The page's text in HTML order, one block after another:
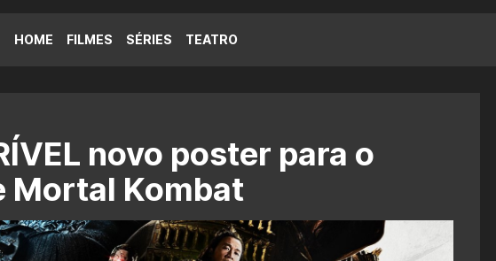
HOME FILMES SÉRIES TEATRO
novo poster para o
Mortal Kombat